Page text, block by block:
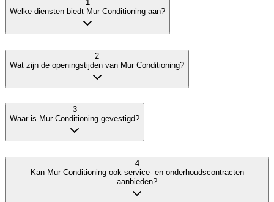
1
Welke diensten biedt Mur Conditioning aan?
2
Wat zijn de openingstijden van Mur Conditioning?
3
Waar is Mur Conditioning gevestigd?
4
Kan Mur Conditioning ook service- en onderhoudscontracten
aanbieden?